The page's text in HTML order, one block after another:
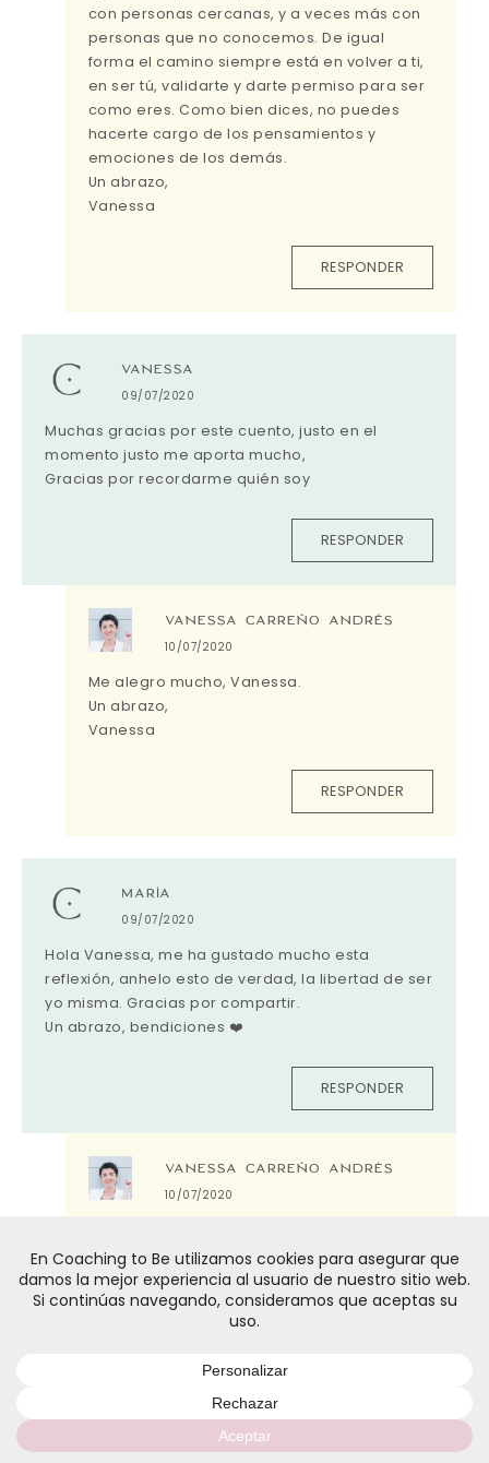
con personas cercanas, y a veces más con
personas que no conocemos. De igual
forma el camino siempre está en volver a ti,
en ser tú, validarte y darte permiso para ser
como eres. Como bien dices, no puedes
hacerte cargo de los pensamientos y
emociones de los demás.
Un abrazo,
Vanessa
RESPONDER
VANESSA
09/07/2020
Muchas gracias por este cuento, justo en el
momento justo me aporta mucho,
Gracias por recordarme quién soy
RESPONDER
VANESSA CARREÑO ANDRÉS
10/07/2020
Me alegro mucho, Vanessa.
Un abrazo,
Vanessa
RESPONDER
MARÍA
09/07/2020
Hola Vanessa, me ha gustado mucho esta
reflexión, anhelo esto de verdad, la libertad de ser
yo misma. Gracias por compartir.
Un abrazo, bendiciones ❤️
RESPONDER
VANESSA CARREÑO ANDRÉS
10/07/2020
el blog encontrarás muchos post sobre este
tema, para que poco a poco vayas sintiendo
la libertad de ser tú misma.